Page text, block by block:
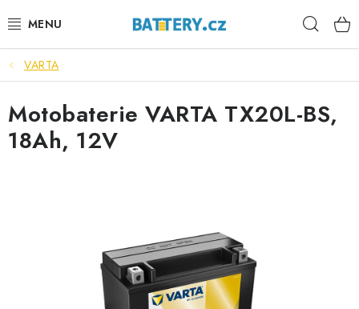
na
VÝHODNÉ SETY
SLUŽBY
AUTOBATERIE
STANIČNÍ BATERIE
VARTA
Motobaterie VARTA TX20L-BS,
18Ah, 12V